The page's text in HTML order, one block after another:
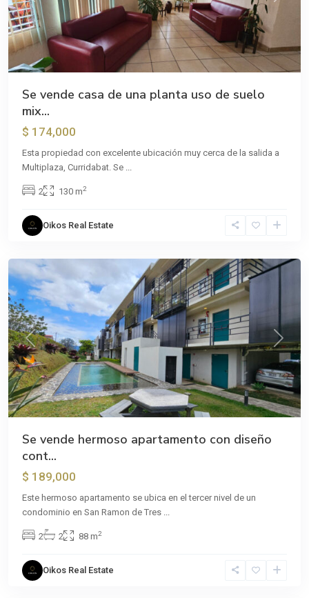
Se vende casa de una planta uso de suelo
mix...
$ 174,000
Esta propiedad con excelente ubicación muy cerca de la salida a
Multiplaza, Curridabat. Se
2 130 m2
Oikos Real Estate
Ramón
de
Tres
Previous Next
Se vende hermoso apartamento con diseño
cont...
$ 189,000
Este hermoso apartamento se ubica en el tercer nivel de un
condominio en San Ramon de Tres
2 2 88 m2
Oikos Real Estate